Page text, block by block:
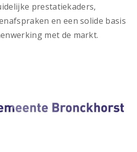
prestatiekaders,
en een solide basis
met de markt.